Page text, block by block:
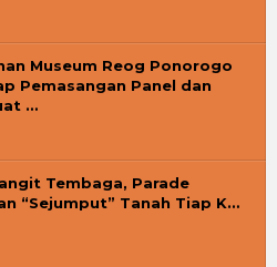
Museum Reog Ponorogo
Pemasangan Panel dan
…
Tembaga, Parade
“Sejumput” Tanah Tiap K…